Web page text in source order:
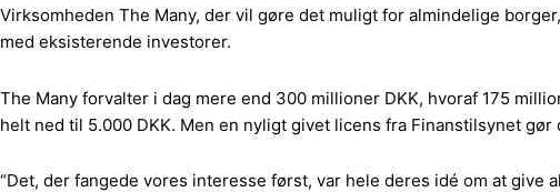
Virksomheden The Many, der vil gøre det muligt for almindelige
med eksisterende investorer.
The Many forvalter i dag mere end 300 millioner DKK, hvoraf 175
helt ned til 5.000 DKK. Men en nyligt givet licens fra Finanstilsynet
“Det, der fangede vores interesse først, var hele deres idé om at